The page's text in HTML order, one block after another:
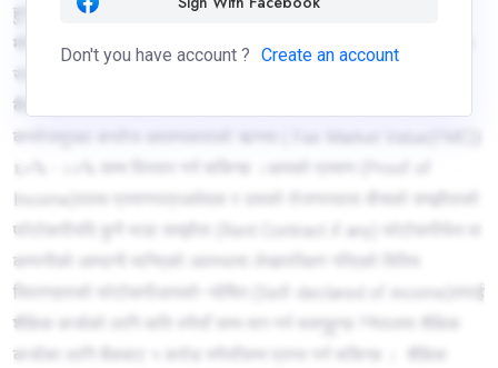
हुनुपर्छ ।धितोको लागि प्रस्तावित सम्पत्तिमा कम्तिमा ८ फिट चौडाईको
मोटरबाटो सहितको १ रोपनी वा बढी क्षेत्रफल भएको हुनुपर्छ ।धितोको रुपमा
राख्नुपर्ने सुरक्षण (Security) जग्गा र भवनको दर्ता धितोपरिवारको सदस्य वा
बैंकलाई स्वीकार्य तेस्रो पक्षको व्यक्तिगत ग्यारेन्टीभवनको व्यापक बीमा
कभरेजसुरक्षा कभरेज आवश्यकताको ऋणमा ( Fair Market Value(FMC))
६०% - ८०% सम्म विस्तार गर्न सकिन्छ ।आयको प्रमाण (Proof of
Income)तलब प्रमाणपत्रआवेदक र उसको रोजगारदाता बीचको सम्झौताको
फोटोकपीयदि कुनै भाडा सम्झौता (Rent Contract if any) फोटोकपीर्फम वा
कम्पनीको आम्दानी मानिएको अवस्थामा लेखापरिक्षण गरिएको वितिय
विवरणहरुको फोटोकपीआयको–घोषित (Self-declared of income)तपाई
शैक्षिक कर्जाको लागि कति रुपैयाँ सम्म माग गर्न सक्नुहुन्छ ?नेपालमा शैक्षिक
कर्जाका लागि बैंकबाट १ करोड रुपैयाँसम्म प्राप्त गर्न सकिन्छ । शैक्षिक
Don't you have account ? Create an account